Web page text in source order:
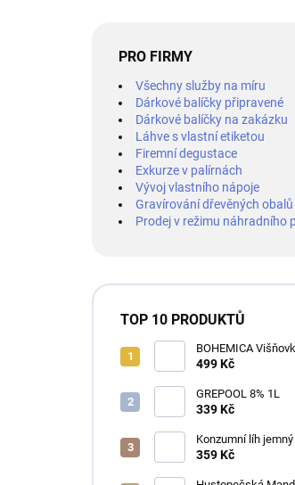
PRO FIRMY
Všechny služby na míru
Dárkové balíčky připravené
Dárkové balíčky na zakázku
Láhve s vlastní etiketou
Firemní degustace
Exkurze v palírnách
Vývoj vlastního nápoje
Gravírování dřevěných obalů
Prodej v režimu náhradního
TOP 10 PRODUKTŮ
BOHEMICA
25% 0,7L
499 Kč
GREPOOL 8% 1L
339 Kč
Konzumní líh jemný
359 Kč